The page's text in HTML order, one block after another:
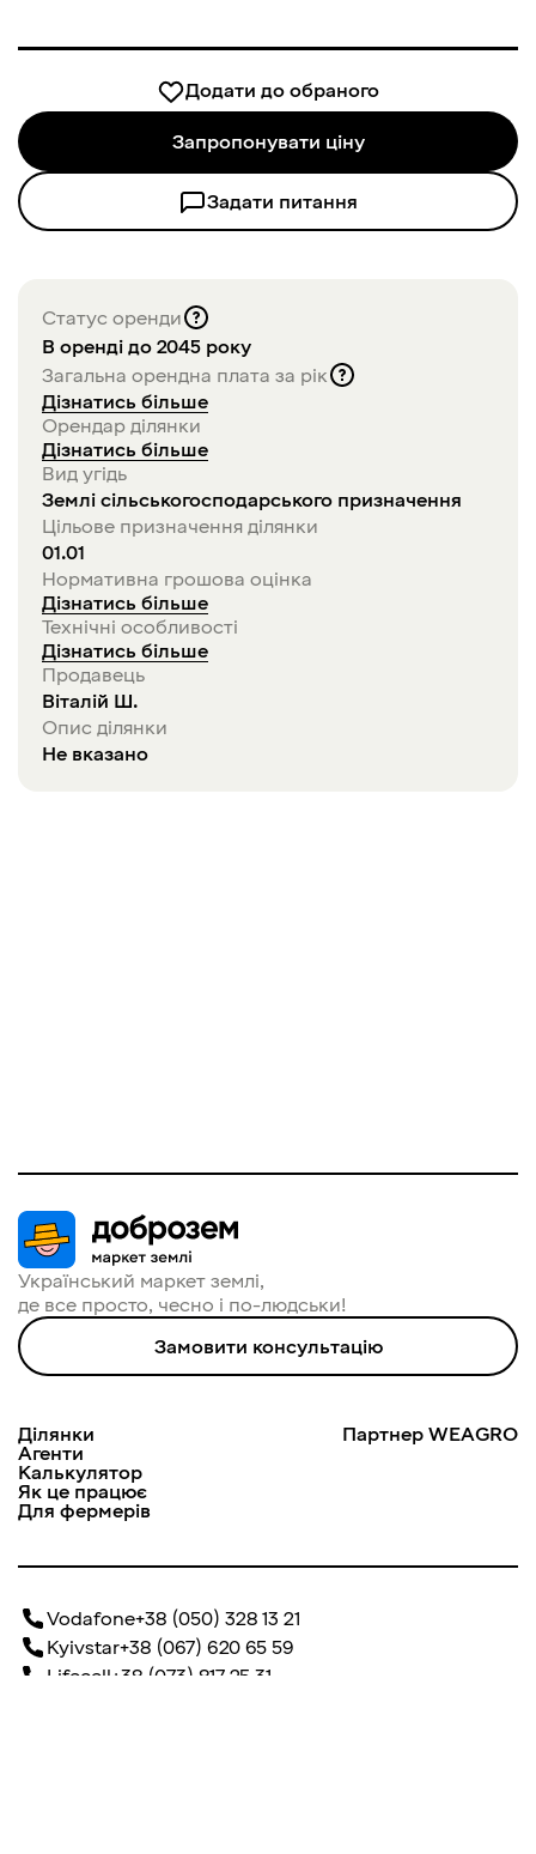
Додати до обраного
Запропонувати ціну
Задати питання
Статус оренди
В оренді до 2045 року
Загальна орендна плата за рік
Дізнатись більше
Орендар ділянки
Дізнатись більше
Вид угідь
Землі сільськогосподарського призначення
Цільове призначення ділянки
01.01
Нормативна грошова оцінка
Дізнатись більше
Технічні особливості
Дізнатись більше
Продавець
Віталій Ш.
Опис ділянки
Не вказано
Український маркет землі,
де все просто, чесно і по-людськи!
Замовити консультацію
Ділянки
Агенти
Калькулятор
Як це працює
Для фермерів
Партнер WEAGRO
Vodafone+38 (050) 328 13 21
Kyivstar+38 (067) 620 65 59
Lifecell +38 (073) 817 25 31